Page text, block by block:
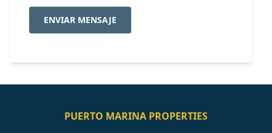
ENVIAR MENSAJE
PUERTO MARINA PROPERTIES